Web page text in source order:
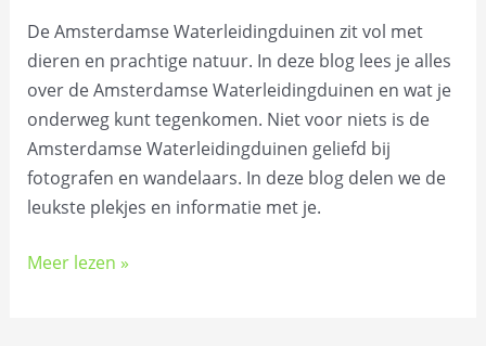
De Amsterdamse Waterleidingduinen zit vol met
dieren en prachtige natuur. In deze blog lees je alles
over de Amsterdamse Waterleidingduinen en wat je
onderweg kunt tegenkomen. Niet voor niets is de
Amsterdamse Waterleidingduinen geliefd bij
fotografen en wandelaars. In deze blog delen we de
leukste plekjes en informatie met je.
Meer lezen »